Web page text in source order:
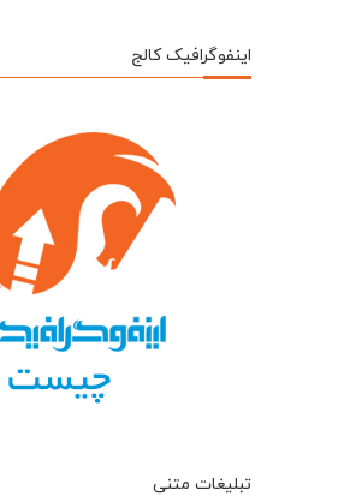
اینفوگرافیک کالج
تبلیغات متنی